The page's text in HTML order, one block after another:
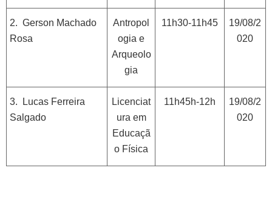
2. Gerson Machado
Rosa
Antropol
ogia e
Arqueolo
gia
11h30-11h45
19/08/2
020
3. Lucas Ferreira
Salgado
Licenciat
ura em
Educaçã
o Física
11h45h-12h
19/08/2
020